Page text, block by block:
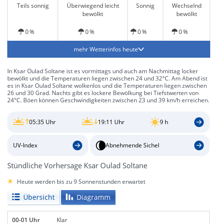
Teils sonnig
Überwiegend leicht
bewölkt
Sonnig
Wechselnd
bewölkt
0 % 0 % 0 % 0 %
mehr Wetterinfos heute
In Ksar Oulad Soltane ist es vormittags und auch am Nachmittag locker
bewölkt und die Temperaturen liegen zwischen 24 und 32°C. Am Abend ist
es in Ksar Oulad Soltane wolkenlos und die Temperaturen liegen zwischen
26 und 30 Grad. Nachts gibt es lockere Bewölkung bei Tiefstwerten von
24°C. Böen können Geschwindigkeiten zwischen 23 und 39 km/h erreichen.
05:35 Uhr 19:11 Uhr 9 h
UV-Index Abnehmende Sichel
Stündliche Vorhersage Ksar Oulad Soltane
Heute werden bis zu 9 Sonnenstunden erwartet
Übersicht Diagramm
00-01 Uhr Klar